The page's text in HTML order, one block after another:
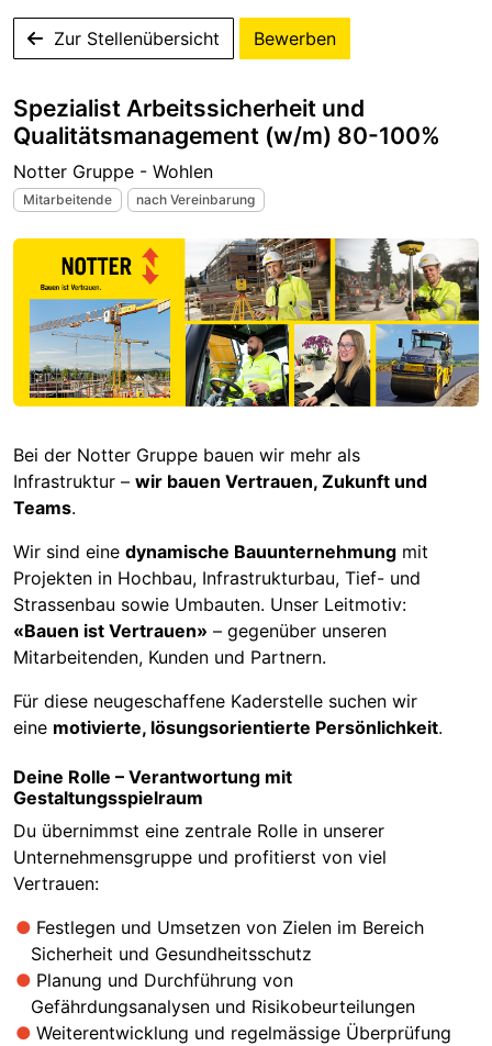
Zur Stellenübersicht Bewerben
Spezialist Arbeitssicherheit und
Qualitätsmanagement (w/m) 80-100%
Notter Gruppe - Wohlen
Mitarbeitende nach Vereinbarung
Bei der Notter Gruppe bauen wir mehr als
Infrastruktur – wir bauen Vertrauen, Zukunft und
Teams.
Wir sind eine dynamische Bauunternehmung mit
Projekten in Hochbau, Infrastrukturbau, Tief- und
Strassenbau sowie Umbauten. Unser Leitmotiv:
«Bauen ist Vertrauen» – gegenüber unseren
Mitarbeitenden, Kunden und Partnern.
Für diese neugeschaffene Kaderstelle suchen wir
eine motivierte, lösungsorientierte Persönlichkeit.
Deine Rolle – Verantwortung mit
Gestaltungsspielraum
Du übernimmst eine zentrale Rolle in unserer
Unternehmensgruppe und profitierst von viel
Vertrauen:
Festlegen und Umsetzen von Zielen im Bereich
Sicherheit und Gesundheitsschutz
Planung und Durchführung von
Gefährdungsanalysen und Risikobeurteilungen
Weiterentwicklung und regelmässige Überprüfung